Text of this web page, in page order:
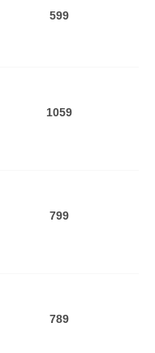
599
1059
799
789